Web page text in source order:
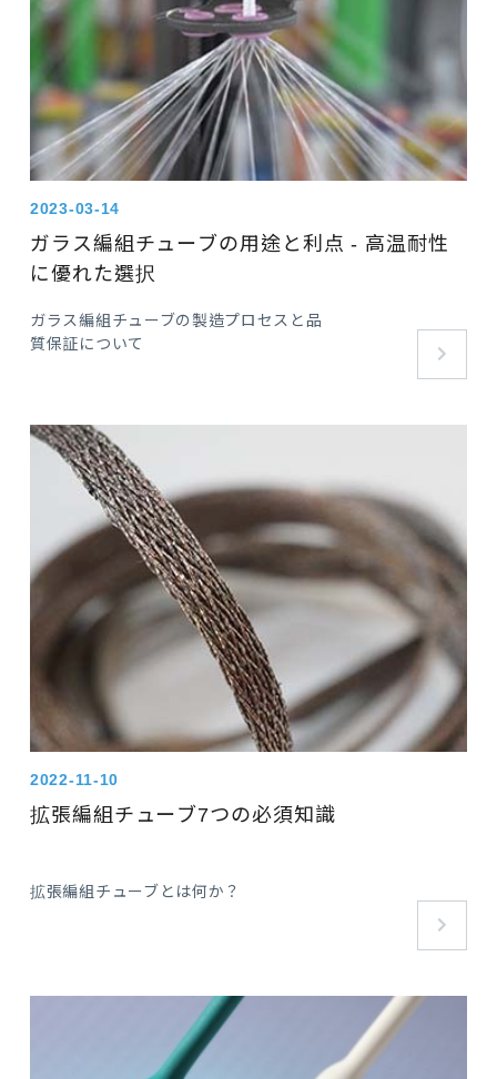
2023-03-14
ガラス編組チューブの用途と利点 - 高温耐性
に優れた選択
ガラス編組チューブの製造プロセスと品
質保証について
2022-11-10
拡張編組チューブ7つの必須知識
拡張編組チューブとは何か？